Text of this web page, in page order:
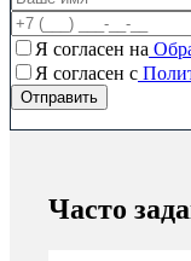
Я согласен на
Я согласен c
Часто